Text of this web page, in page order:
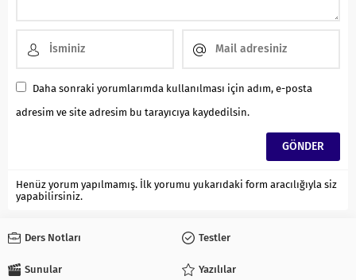
Daha sonraki yorumlarımda kullanılması için adım, e-posta
adresim ve site adresim bu tarayıcıya kaydedilsin.
Henüz yorum yapılmamış. İlk yorumu yukarıdaki form aracılığıyla siz
yapabilirsiniz.
Ders Notları Testler
Sunular Yazılılar